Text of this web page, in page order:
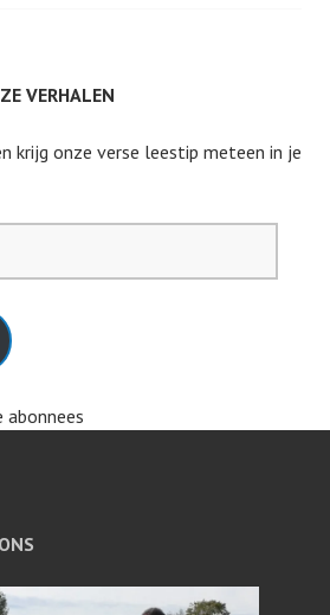
VERHALEN
krijg onze verse leestip meteen in je
abonnees